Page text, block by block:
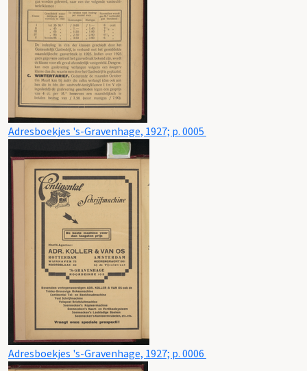
Adresboekjes 's-Gravenhage, 1927; p. 0005
Adresboekjes 's-Gravenhage, 1927; p. 0006